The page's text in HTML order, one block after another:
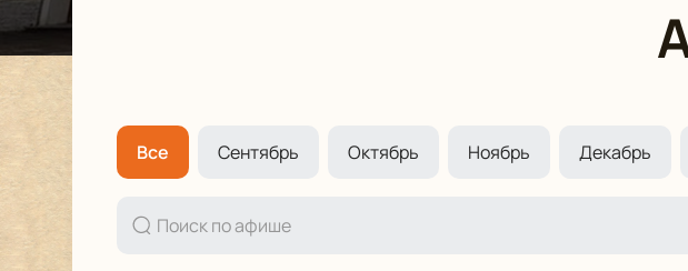
Все Сентябрь Октябрь Ноябрь Декабрь